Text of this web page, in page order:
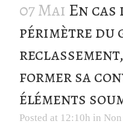
07 Mai En
périmètre du
former sa
éléments
Posted at 12:10h in